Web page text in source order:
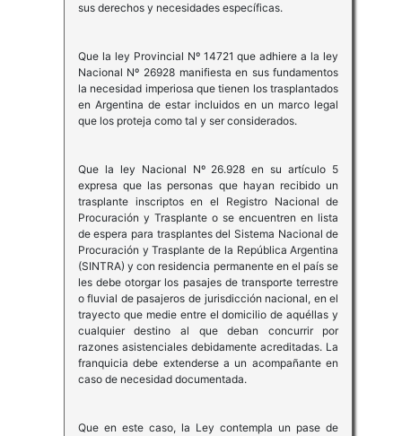
sus derechos y necesidades específicas.
Que la ley Provincial Nº 14721 que adhiere a la ley
Nacional Nº 26928 manifiesta en sus fundamentos
la necesidad imperiosa que tienen los trasplantados
en Argentina de estar incluidos en un marco legal
que los proteja como tal y ser considerados.
Que la ley Nacional Nº 26.928 en su artículo 5
expresa que las personas que hayan recibido un
trasplante inscriptos en el Registro Nacional de
Procuración y Trasplante o se encuentren en lista
de espera para trasplantes del Sistema Nacional de
Procuración y Trasplante de la República Argentina
(SINTRA) y con residencia permanente en el país se
les debe otorgar los pasajes de transporte terrestre
o fluvial de pasajeros de jurisdicción nacional, en el
trayecto que medie entre el domicilio de aquéllas y
cualquier destino al que deban concurrir por
razones asistenciales debidamente acreditadas. La
franquicia debe extenderse a un acompañante en
caso de necesidad documentada.
Que en este caso, la Ley contempla un pase de